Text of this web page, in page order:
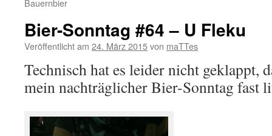
Bauernbier
Bier-Sonntag #64 – U Fleku
Veröffentlicht am 24. März 2015von maTTes
Technisch hat es leider nicht geklappt,
mein nachträglicher Bier-Sonntag fast